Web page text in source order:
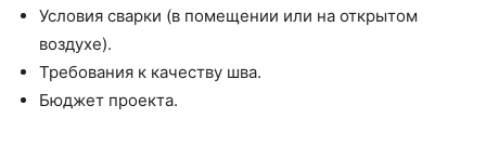
Условия сварки (в помещении или на открытом
воздухе).
Требования к качеству шва.
Бюджет проекта.